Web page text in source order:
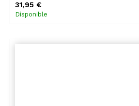
Jaim Iglesias
31,95 €
Disponible